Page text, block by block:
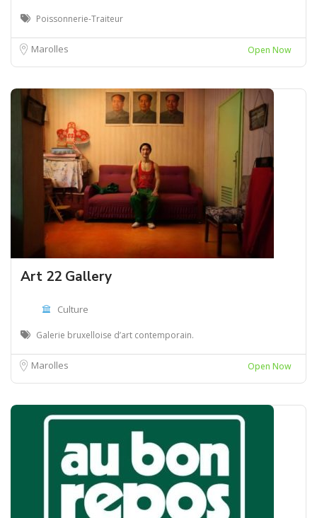
Poissonnerie-Traiteur
Marolles Open Now
Art 22 Gallery
Culture
Galerie bruxelloise d’art contemporain.
Marolles Open Now